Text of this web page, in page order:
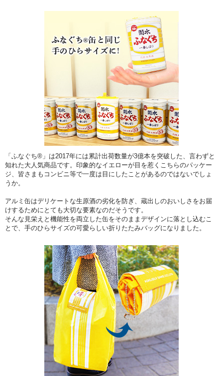
「ふなぐち®」は2017年には累計出荷数量が3億本を突破した、言わずと
知れた大人気商品です。印象的なイエローが目を惹くこちらのパッケー
ジ、皆さまもコンビニ等で一度は目にしたことがあるのではないでしょ
うか。
アルミ缶はデリケートな生原酒の劣化を防ぎ、蔵出しのおいしさをお届
けするためにとても大切な要素なのだそうです。
そんな見栄えと機能性を両立した缶をそのままデザインに落とし込むこ
とで、手のひらサイズの可愛らしい折りたたみバッグになりました。